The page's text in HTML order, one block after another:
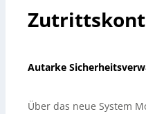
Autarke
Über das neue System